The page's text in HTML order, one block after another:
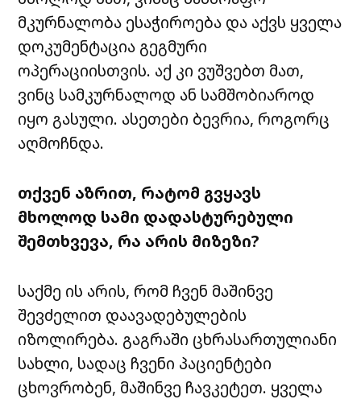
მკურნალობა ესაჭიროება და აქვს ყველა
დოკუმენტაცია გეგმური
ოპერაციისთვის. აქ კი ვუშვებთ მათ,
ვინც სამკურნალოდ ან სამშობიაროდ
იყო გასული. ასეთები ბევრია, როგორც
აღმოჩნდა.
თქვენ აზრით, რატომ გვყავს
მხოლოდ სამი დადასტურებული
შემთხვევა, რა არის მიზეზი?
საქმე ის არის, რომ ჩვენ მაშინვე
შევძელით დაავადებულების
იზოლირება. გაგრაში ცხრასართულიანი
სახლი, სადაც ჩვენი პაციენტები
ცხოვრობენ, მაშინვე ჩავკეტეთ. ყველა